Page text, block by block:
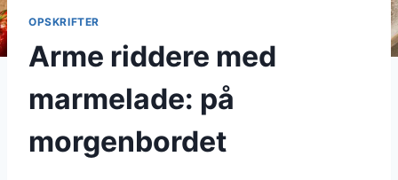
OPSKRIFTER
Arme riddere med
marmelade: på
morgenbordet